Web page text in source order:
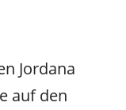
Jordana
auf den